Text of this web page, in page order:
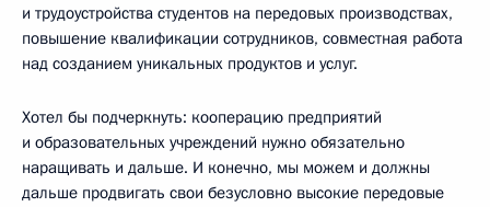
и трудоустройства студентов на передовых производствах,
повышение квалификации сотрудников, совместная работа
над созданием уникальных продуктов и услуг.
Хотел бы подчеркнуть: кооперацию предприятий
и образовательных учреждений нужно обязательно
наращивать и дальше. И конечно, мы можем и должны
дальше продвигать свои безусловно высокие передовые